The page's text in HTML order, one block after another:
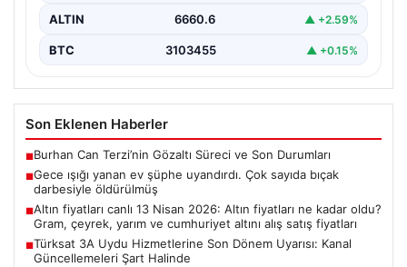
ALTIN 6660.6 ▲ +2.59%
BTC 3103455 ▲ +0.15%
Son Eklenen Haberler
■Burhan Can Terzi’nin Gözaltı Süreci ve Son Durumları
■Gece ışığı yanan ev şüphe uyandırdı. Çok sayıda bıçak
darbesiyle öldürülmüş
■Altın fiyatları canlı 13 Nisan 2026: Altın fiyatları ne kadar oldu?
Gram, çeyrek, yarım ve cumhuriyet altını alış satış fiyatları
■Türksat 3A Uydu Hizmetlerine Son Dönem Uyarısı: Kanal
Güncellemeleri Şart Halinde